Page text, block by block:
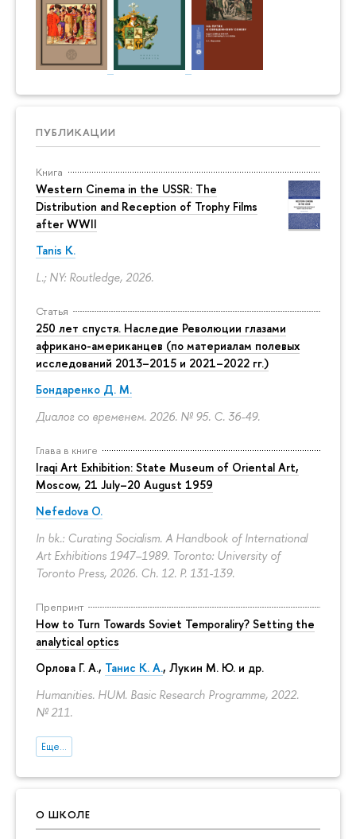
ПУБЛИКАЦИИ
Книга
Western Cinema in the USSR: The
Distribution and Reception of Trophy Films
after WWII
Tanis K.
L.; NY: Routledge, 2026.
Статья
250 лет спустя. Наследие Революции глазами
африкано-американцев (по материалам полевых
исследований 2013–2015 и 2021–2022 гг.)
Бондаренко Д. М.
Диалог со временем. 2026. № 95. С. 36-49.
Глава в книге
Iraqi Art Exhibition: State Museum of Oriental Art,
Moscow, 21 July–20 August 1959
Nefedova O.
In bk.: Curating Socialism. A Handbook of International
Art Exhibitions 1947–1989. Toronto: University of
Toronto Press, 2026. Ch. 12. P. 131-139.
Препринт
How to Turn Towards Soviet Temporaliry? Setting the
analytical optics
Орлова Г. А., Танис К. А., Лукин М. Ю. и др.
Humanities. HUM. Basic Research Programme, 2022.
№ 211.
Еще...
О ШКОЛЕ